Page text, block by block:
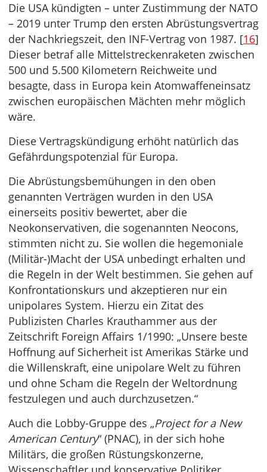
Die USA kündigten – unter Zustimmung der NATO
– 2019 unter Trump den ersten Abrüstungsvertrag
der Nachkriegszeit, den INF-Vertrag von 1987. [16]
Dieser betraf alle Mittelstreckenraketen zwischen
500 und 5.500 Kilometern Reichweite und
besagte, dass in Europa kein Atomwaffeneinsatz
zwischen europäischen Mächten mehr möglich
wäre.
Diese Vertragskündigung erhöht natürlich das
Gefährdungspotenzial für Europa.
Die Abrüstungsbemühungen in den oben
genannten Verträgen wurden in den USA
einerseits positiv bewertet, aber die
Neokonservativen, die sogenannten Neocons,
stimmten nicht zu. Sie wollen die hegemoniale
(Militär-)Macht der USA unbedingt erhalten und
die Regeln in der Welt bestimmen. Sie gehen auf
Konfrontationskurs und akzeptieren nur ein
unipolares System. Hierzu ein Zitat des
Publizisten Charles Krauthammer aus der
Zeitschrift Foreign Affairs 1/1990: „Unsere beste
Hoffnung auf Sicherheit ist Amerikas Stärke und
die Willenskraft, eine unipolare Welt zu führen
und ohne Scham die Regeln der Weltordnung
festzulegen und auch durchzusetzen.“
Auch die Lobby-Gruppe des „Project for a New
American Century“ (PNAC), in der sich hohe
Militärs, die großen Rüstungskonzerne,